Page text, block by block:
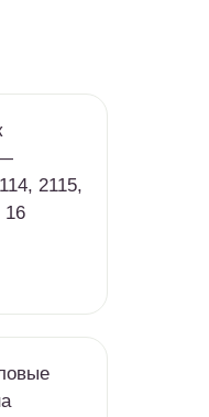
2115,
16